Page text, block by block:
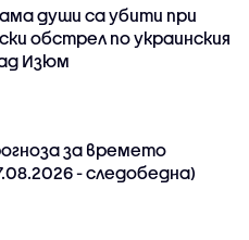
души са убити при
обстрeл по украинския
Изюм
за времето
- следобедна)